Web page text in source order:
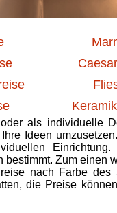
als individuelle
Ideen
bestimmt. Zum einen
nach Farbe des
die Preise